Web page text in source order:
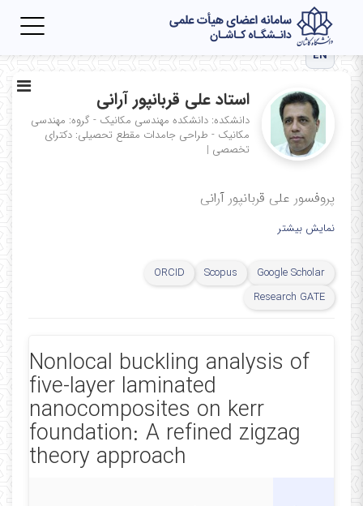
EN
استاد علی قربانپور آرانی
دانشکده: دانشکده مهندسی مکانیک - گروه: مهندسی
مکانیک - طراحی جامدات مقطع تحصیلی: دکترای
تخصصی |
پروفسور علی قربانپور آرانی
نمایش بیشتر
Google Scholar
Scopus
ORCID
Research GATE
Nonlocal buckling analysis of
five-layer laminated
nanocomposites on kerr
foundation: A refined zigzag
theory approach